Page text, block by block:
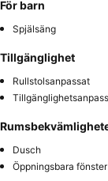
För barn
Spjälsäng
Tillgänglighet
Rullstolsanpassat
Dusch
Öppningsbara fönster